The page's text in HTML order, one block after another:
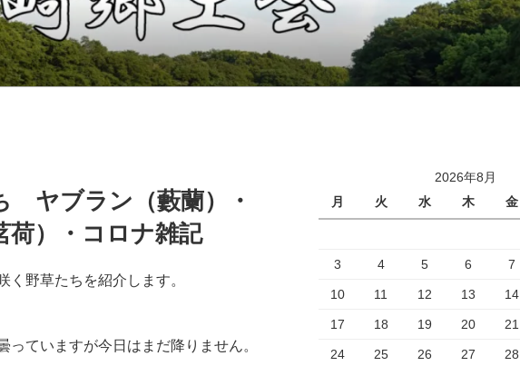
ヤブラン（藪蘭）・
荷）・コロナ雑記
く野草たちを紹介します。
ていますが今日はまだ降りません。
2026年8月
月
火 水 木 金
3 4 5 6 7
10 11 12 13 14
17 18 19 20 21
24 25 26 27 28